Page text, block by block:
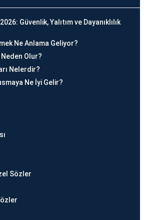
Güvenlik, Yalıtım ve Dayanıklılık
Ne Anlama Geliyor?
Olur?
Nelerdir?
Ne İyi Gelir?
Sözler